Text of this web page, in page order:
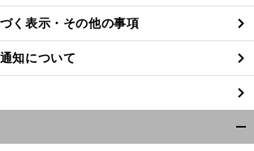
く表示・その他の事項
知について